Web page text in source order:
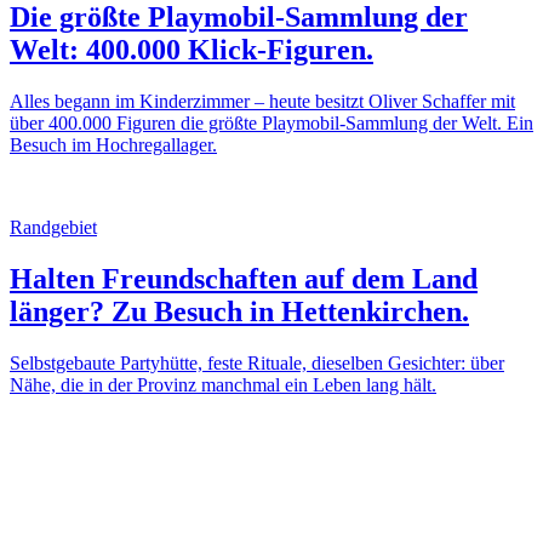
Die größte Playmobil-Sammlung der
Welt: 400.000 Klick-Figuren.
Alles begann im Kinderzimmer – heute besitzt Oliver Schaffer mit
über 400.000 Figuren die größte Playmobil-Sammlung der Welt. Ein
Besuch im Hochregallager.
Randgebiet
Halten Freundschaften auf dem Land
länger? Zu Besuch in Hettenkirchen.
Selbstgebaute Partyhütte, feste Rituale, dieselben Gesichter: über
Nähe, die in der Provinz manchmal ein Leben lang hält.